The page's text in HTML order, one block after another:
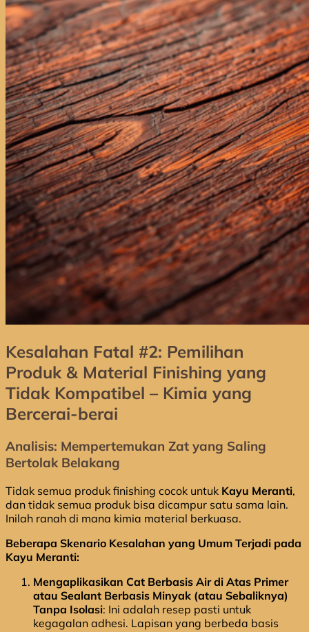
Kesalahan Fatal #2: Pemilihan
Produk & Material Finishing yang
Tidak Kompatibel – Kimia yang
Bercerai-berai
Analisis: Mempertemukan Zat yang Saling
Bertolak Belakang
Tidak semua produk finishing cocok untuk Kayu Meranti,
dan tidak semua produk bisa dicampur satu sama lain.
Inilah ranah di mana kimia material berkuasa.
Beberapa Skenario Kesalahan yang Umum Terjadi pada
Kayu Meranti:
Mengaplikasikan Cat Berbasis Air di Atas Primer
atau Sealant Berbasis Minyak (atau Sebaliknya)
Tanpa Isolasi: Ini adalah resep pasti untuk
kegagalan adhesi. Lapisan yang berbeda basis